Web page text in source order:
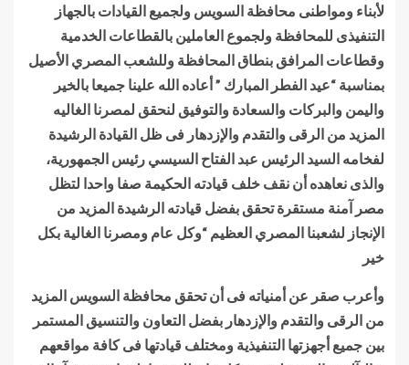
لأبناء ومواطنى محافظة السويس ولجميع القيادات بالجهاز
التنفيذى للمحافظة ولجموع العاملين بالقطاعات الخدمية
وقطاعات المرافق بنطاق المحافظة وللشعب المصري الأصيل
بمناسبة “عيد الفطر المبارك ” أعاده الله علينا جميعا بالخير
واليمن والبركات والسعادة والتوفيق لنحقق لمصرنا الغاليه
المزيد من الرقى والتقدم والإزدهار فى ظل القيادة الرشيدة
لفخامه السيد الرئيس عبد الفتاح السيسي رئيس الجمهورية،
والذى نعاهده أن نقف خلف قيادته الحكيمة صفا واحدا لتظل
مصر آمنة مستقرة تحقق بفضل قيادته الرشيدة المزيد من
الإنجاز لشعبنا المصري العظيم “وكل عام ومصرنا الغالية بكل
خير
وأعرب صقر عن أمنياته فى أن تحقق محافظة السويس المزيد
من الرقى والتقدم والإزدهار بفضل التعاون والتنسيق المستمر
بين جميع أجهزتها التنفيذية ومختلف قيادتها فى كافة مواقعهم